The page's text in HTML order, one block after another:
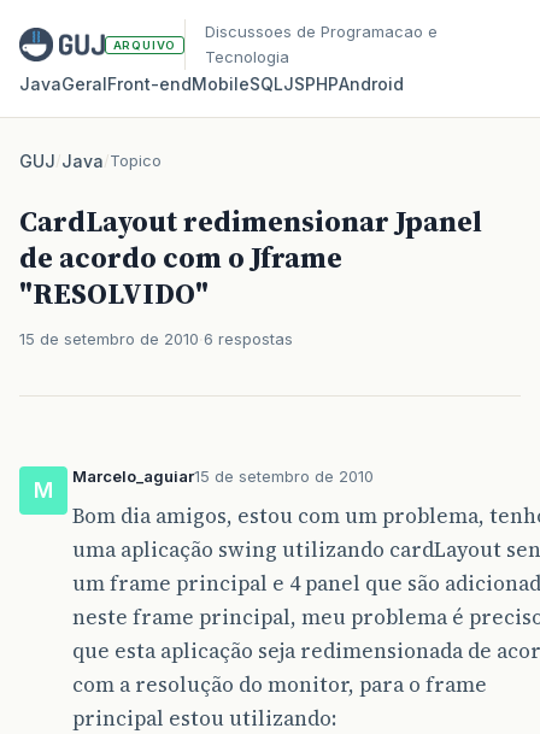
ARQUIVO
Discussoes de Programacao e
Tecnologia
JavaGeralFront‑endMobileSQLJSPHPAndroid
GUJ/Java/Topico
CardLayout redimensionar Jpanel
de acordo com o Jframe
"RESOLVIDO"
15 de setembro de 2010 6 respostas
M
Marcelo_aguiar15 de setembro de 2010
Bom dia amigos, estou com um problema,
uma aplicação swing utilizando cardLayout
um frame principal e 4 panel que são
neste frame principal, meu problema é
que esta aplicação seja redimensionada de
com a resolução do monitor, para o frame
principal estou utilizando: